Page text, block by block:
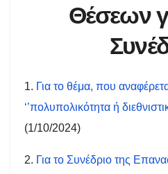
Θέσεων
1. Για το θέμα, που
‘’πολυπολικότητα ή
(1/10/2024)
2. Για το Συνέδριο της